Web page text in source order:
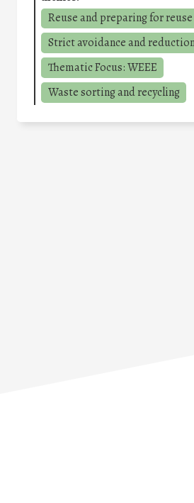
Reuse and preparing for reuse
Strict avoidance and
Thematic Focus: WEEE
Waste sorting and recycling